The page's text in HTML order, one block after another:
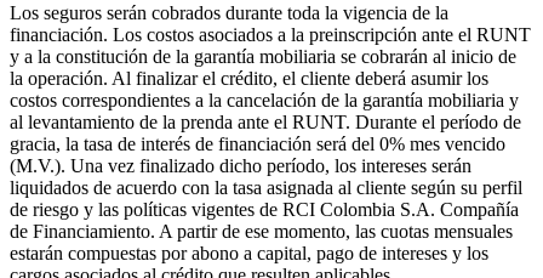
Los seguros serán cobrados durante toda la vigencia de la
financiación. Los costos asociados a la preinscripción ante el RUNT
y a la constitución de la garantía mobiliaria se cobrarán al inicio de
la operación. Al finalizar el crédito, el cliente deberá asumir los
costos correspondientes a la cancelación de la garantía mobiliaria y
al levantamiento de la prenda ante el RUNT. Durante el período de
gracia, la tasa de interés de financiación será del 0% mes vencido
(M.V.). Una vez finalizado dicho período, los intereses serán
liquidados de acuerdo con la tasa asignada al cliente según su perfil
de riesgo y las políticas vigentes de RCI Colombia S.A. Compañía
de Financiamiento. A partir de ese momento, las cuotas mensuales
estarán compuestas por abono a capital, pago de intereses y los